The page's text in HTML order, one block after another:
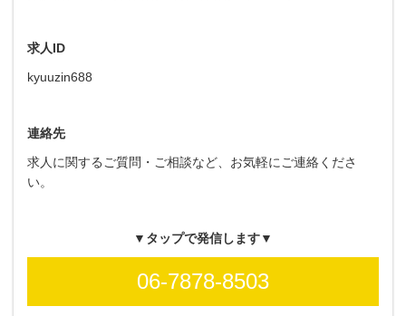
求人ID
kyuuzin688
連絡先
求人に関するご質問・ご相談など、お気軽にご連絡くださ
い。
▼タップで発信します▼
06-7878-8503